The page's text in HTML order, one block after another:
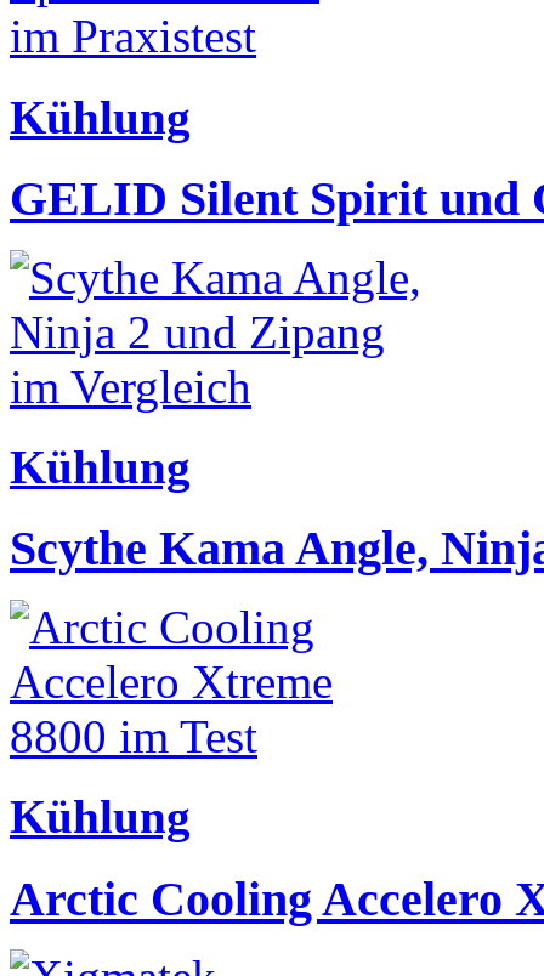
Kühlung
GELID Silent Spirit und
Kühlung
Scythe Kama Angle,
Kühlung
Arctic Cooling Accelero